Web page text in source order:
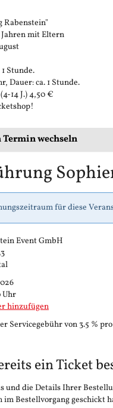
Rabenstein"
mit Eltern
1 Stunde.
Dauer: ca. 1 Stunde.
14 J.) 4,50 €
wechseln
für diese
Event GmbH
Uhr
hinzufügen
Servicegebühr von 3.5 %
ein Ticket
und die Details Ihrer
Bestellvorgang geschickt